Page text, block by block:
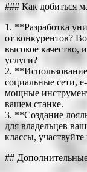
### Как добиться
1. **Разработка
от конкурентов?
высокое качество,
услуги?
2.
социальные сети,
мощные
вашем станке.
3. **Создание
для владельцев
классы,
##